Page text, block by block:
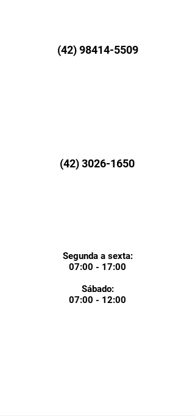
(42) 98414-5509
(42) 3026-1650
Segunda a sexta:
07:00 - 17:00
Sábado:
07:00 - 12:00